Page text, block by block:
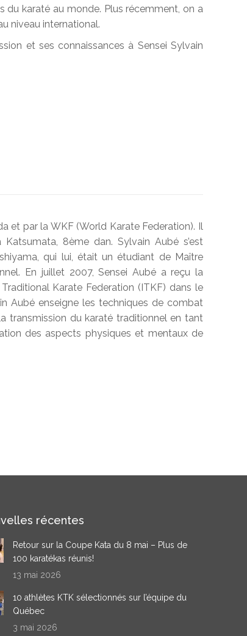
du karaté au monde. Plus récemment, on a
niveau international.
et ses connaissances à Sensei Sylvain
et par la WKF (World Karate Federation). Il
8ème dan. Sylvain Aubé s’est
qui lui, était un étudiant de Maître
En juillet 2007, Sensei Aubé a reçu la
Karate Federation (ITKF) dans le
Aubé enseigne les techniques de combat
transmission du karaté traditionnel en tant
des aspects physiques et mentaux de
récentes
Retour sur la Coupe Kata du 8 mai – Plus de
100 karatékas réunis!
13 mai 2026
10 athlètes KTK sélectionnés sur l’équipe du
Québec
3 mai 2026